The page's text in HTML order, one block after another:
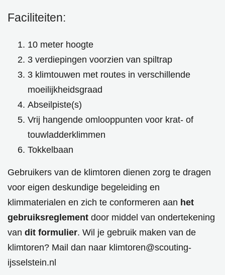
Faciliteiten:
10 meter hoogte
3 verdiepingen voorzien van spiltrap
3 klimtouwen met routes in verschillende
moeilijkheidsgraad
Abseilpiste(s)
Vrij hangende omlooppunten voor krat- of
touwladderklimmen
Tokkelbaan
Gebruikers van de klimtoren dienen zorg te dragen
voor eigen deskundige begeleiding en
klimmaterialen en zich te conformeren aan het
gebruiksreglement door middel van ondertekening
van dit formulier. Wil je gebruik maken van de
klimtoren? Mail dan naar klimtoren@scouting-
ijsselstein.nl